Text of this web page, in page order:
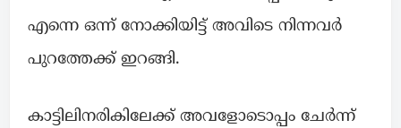
എന്നെ ഒന്ന് നോക്കിയിട്ട് അവിടെ നിന്നവർ
പുറത്തേക്ക് ഇറങ്ങി.
കാട്ടിലിനരികിലേക്ക് അവളോടൊപ്പം ചേർന്ന്